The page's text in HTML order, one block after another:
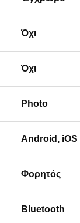
Όχι
Όχι
Photo
Android, iOS
Φορητός
Bluetooth